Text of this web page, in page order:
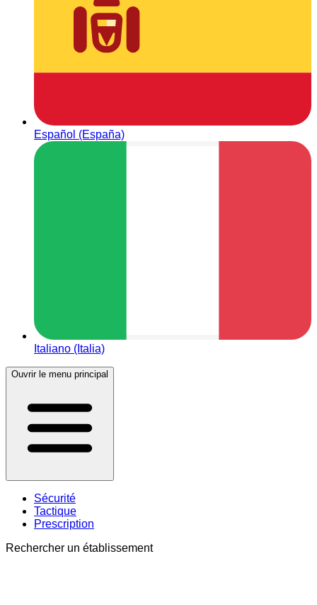
Español (España)
Italiano (Italia)
Ouvrir le menu principal
Sécurité
Tactique
Prescription
Rechercher un établissement